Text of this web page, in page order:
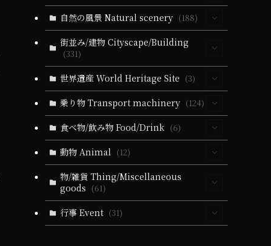
(10)
(14)
(6)
(5)
(5)
(64)
(40)
(3)
(9)
(28)
(24)
(5)
(19)
(330)
(19)
(1)
(18)
(164)
(32)
(36)
(21)
(5)
(10)
(11)
(4)
(4) (21)
(51)
(51)
(19)
(5)
(4)
自然の風景 Natural scenery (188)
(55)
(10)
(9)
(60)
(58)
(6)
(11)
(102)
(79)
(65)
(25)
街並み/建物 Cityscape/Building
(331)
(94)
(32)
(31)
(20)
(3)
(22)
(13)
世界遺産 World Heritage Site (3)
(3)
乗り物 Transport machinery (124)
(4)
(1)
(3)
(17)
(9)
(2)
(10)
(84)
(72)
食べ物/飲み物 Food/Drink (6)
(4)
(3)
(2)
(2)
動物 Animal (12)
(4)
(1)
物/雑貨 Thing/Miscellaneous
goods (61)
行事 Event (31)